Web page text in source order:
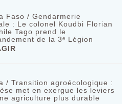
Faso / Gendarmerie
: Le colonel Koudbi Florian
Tago prend le
de la 3ᵉ Légion
/ Transition agroécologique :
met en exergue les leviers
agriculture plus durable